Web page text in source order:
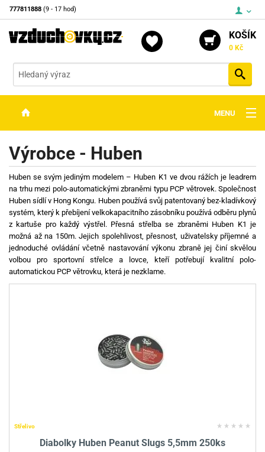
777811888 (9 - 17 hod)
KOŠÍK
0 Kč
MENU
OPTIKA
STŘELIVO
PŘÍSLUŠENSTVÍ
DETEKTORY KOVŮ
KONTAKTY
Výrobce - Huben
Huben se svým jediným modelem – Huben K1 ve dvou rážích je leadrem
na trhu mezi polo-automatickými zbraněmi typu PCP větrovek. Společnost
Huben sídlí v Hong Kongu. Huben používá svůj patentovaný bez-kladívkový
systém, který k přebíjení velkokapacitního zásobníku používá odběru plynů
z kartuše pro každý výstřel. Přesná střelba se zbraněmi Huben K1 je
možná až na 150m. Jejich spolehlivost, přesnost, uživatelsky příjemné a
jednoduché ovládání včetně nastavování výkonu zbraně jej činí skvělou
volbou pro sportovní střelce a lovce, kteří potřebují kvalitní polo-
automatickou PCP větrovku, která je nezklame.
Střelivo
Diabolky Huben Peanut Slugs 5,5mm 250ks